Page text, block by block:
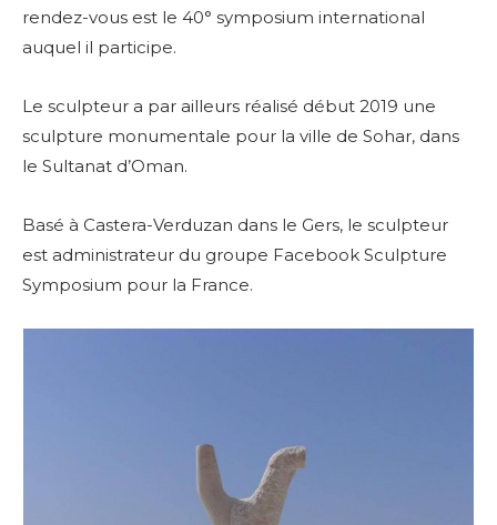
rendez-vous est le 40° symposium international
auquel il participe.
Le sculpteur a par ailleurs réalisé début 2019 une
sculpture monumentale pour la ville de Sohar, dans
le Sultanat d’Oman.
Basé à Castera-Verduzan dans le Gers, le sculpteur
est administrateur du groupe Facebook Sculpture
Symposium pour la France.